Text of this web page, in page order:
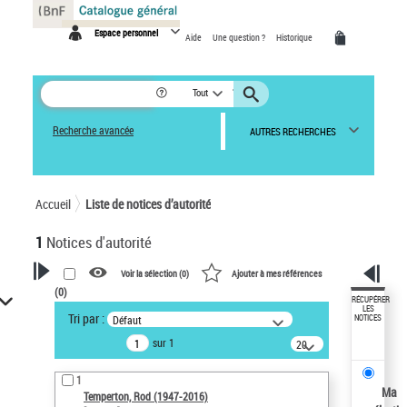
Espace personnel Aide Une question ? Historique
Tout
Recherche avancée AUTRES RECHERCHES
Accueil Liste de notices d’autorité
1 Notices d'autorité
VOTRE RECHERCHE
Recherche avancée dans les
notices d’autorité
Œuvres liées à l'auteur :
Temperton, Rod (1947-2016)
Voir la sélection (0) Ajouter à mes références
(0)
Tri par : Défaut
sur 1
20
résultats/page
1
Temperton, Rod (1947-2016)
RÉCUPÉRER
LES
NOTICES
Ma
Panneau de gestion des cookies